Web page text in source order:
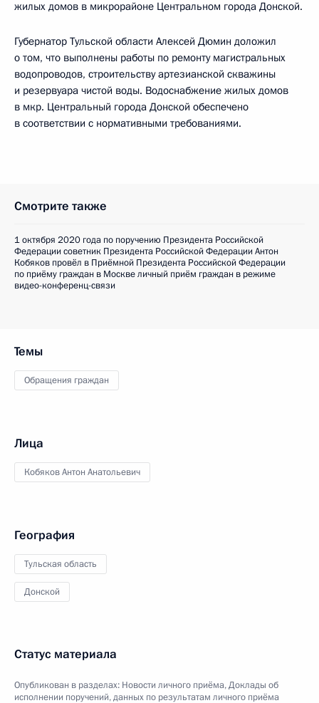
жилых домов в микрорайоне Центральном города Донской.
Губернатор Тульской области Алексей Дюмин доложил
о том, что выполнены работы по ремонту магистральных
водопроводов, строительству артезианской скважины
и резервуара чистой воды. Водоснабжение жилых домов
в мкр. Центральный города Донской обеспечено
в соответствии с нормативными требованиями.
Смотрите также
1 октября 2020 года по поручению Президента Российской
Федерации советник Президента Российской Федерации Антон
Кобяков провёл в Приёмной Президента Российской Федерации
по приёму граждан в Москве личный приём граждан в режиме
видео-конференц-связи
Темы
Обращения граждан
Лица
Кобяков Антон Анатольевич
География
Тульская область
Донской
Статус материала
Опубликован в разделах: Новости личного приёма,Доклады об
исполнении поручений, данных по результатам личного приёма